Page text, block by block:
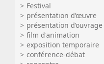
Festival
présentation d’œuvre
présentation d’ouvrage
film d'animation
exposition temporaire
conférence-débat